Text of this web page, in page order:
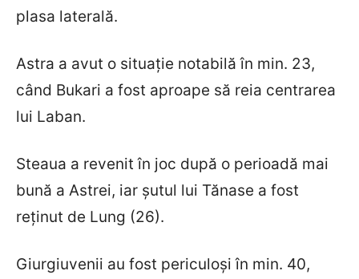
plasa laterală.
Astra a avut o situație notabilă în min. 23,
când Bukari a fost aproape să reia centrarea
lui Laban.
Steaua a revenit în joc după o perioadă mai
bună a Astrei, iar șutul lui Tănase a fost
reținut de Lung (26).
Giurgiuvenii au fost periculoși în min. 40,